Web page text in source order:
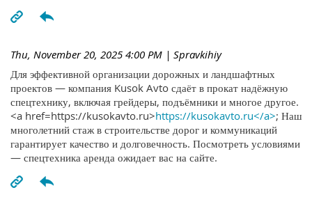
Thu, November 20, 2025 4:00 PM | Spravkihiy
Для эффективной организации дорожных и ландшафтных
проектов — компания Kusok Avto сдаёт в прокат надёжную
спецтехнику, включая грейдеры, подъёмники и многое другое.
<a href=https://kusokavto.ru>https://kusokavto.ru</a>; Наш
многолетний стаж в строительстве дорог и коммуникаций
гарантирует качество и долговечность. Посмотреть условиями
— спецтехника аренда ожидает вас на сайте.